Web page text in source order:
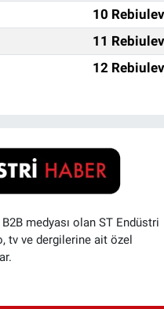
10
11
12
medyası olan ST Endüstri
tv ve dergilerine ait özel